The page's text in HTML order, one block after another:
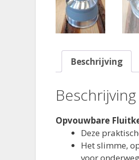
Beschrijving
Beschrijving
Opvouwbare
Deze
Het slimme,
voor onderweg